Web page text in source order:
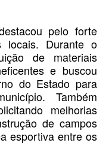
pelo forte
locais. Durante o
de materiais
e buscou
do Estado para
Também
melhorias
de campos
esportiva entre os